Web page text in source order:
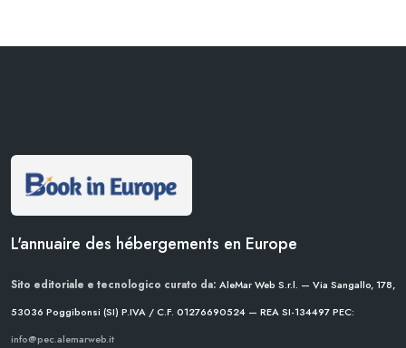
L'annuaire des hébergements en Europe
Sito editoriale e tecnologico curato da: AleMar Web S.r.l. — Via Sangallo, 178,
53036 Poggibonsi (SI) P.IVA / C.F. 01276690524 — REA SI-134497PEC:
info@pec.alemarweb.it